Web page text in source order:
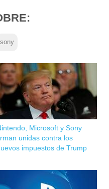
sony
Microsoft y Sony
unidas contra los
impuestos de Trump